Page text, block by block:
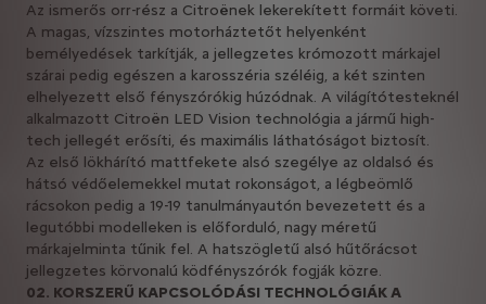
Az ismerős orr-rész a Citroënek lekerekített formáit követi.
A magas, vízszintes motorháztetőt helyenként
bemélyedések tarkítják, a jellegzetes krómozott márkajel
szárai pedig egészen a karosszéria széléig, a két szinten
elhelyezett első fényszórókig húzódnak. A világítótesteknél
alkalmazott Citroën LED Vision technológia a jármű high-
tech jellegét erősíti, és maximális láthatóságot biztosít.
Az első lökhárító mattfekete alsó szegélye az oldalsó és
hátsó védőelemekkel mutat rokonságot, a légbeömlő
rácsokon pedig a 19-19 tanulmányautón bevezetett és a
legutóbbi modelleken is előforduló, nagy méretű
márkajelminta tűnik fel. A hatszögletű alsó hűtőrácsot
jellegzetes körvonalú ködfényszórók fogják közre.
02. KORSZERŰ KAPCSOLÓDÁSI TECHNOLÓGIÁK A